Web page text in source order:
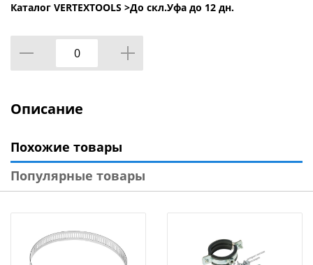
Каталог VERTEXTOOLS >До скл.Уфа до 12 дн.
Описание
Похожие товары
Популярные товары